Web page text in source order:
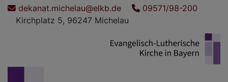
Direktdekanat.michelau@elkb.de
09571/98-200
Kirchplatz 5, 96247 Michelau